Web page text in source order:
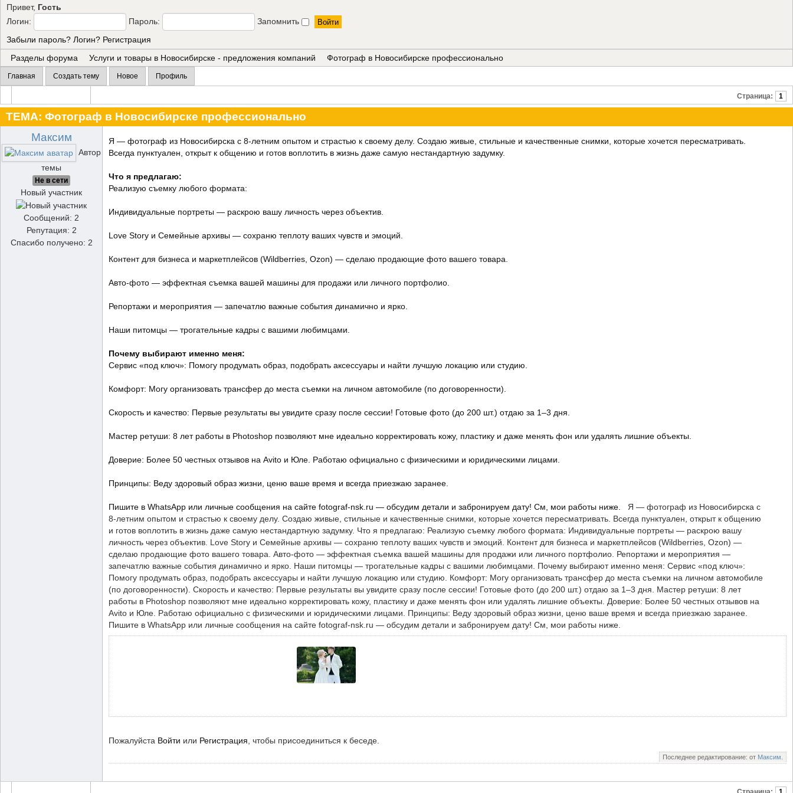
Привет, Гость
Логин:
Пароль:
Запомнить
Забыли пароль? Логин? Регистрация
Разделы форума
Услуги и товары в Новосибирске - предложения компаний Фотограф в Новосибирске профессионально
Главная Создать тему Новое Профиль
Страница: 1
ТЕМА: Фотограф в Новосибирске профессионально
Максим
Автор
темы
Не в сети
Новый участник
Сообщений: 2
Репутация: 2
Спасибо получено: 2
Я — фотограф из Новосибирска с 8-летним опытом и страстью к своему делу. Создаю живые, стильные и качественные снимки, которые хочется пересматривать.
Всегда пунктуален, открыт к общению и готов воплотить в жизнь даже самую нестандартную задумку.
Что я предлагаю:
Реализую съемку любого формата:
Индивидуальные портреты — раскрою вашу личность через объектив.
Love Story и Семейные архивы — сохраню теплоту ваших чувств и эмоций.
Контент для бизнеса и маркетплейсов (Wildberries, Ozon) — сделаю продающие фото вашего товара.
Авто-фото — эффектная съемка вашей машины для продажи или личного портфолио.
Репортажи и мероприятия — запечатлю важные события динамично и ярко.
Наши питомцы — трогательные кадры с вашими любимцами.
Почему выбирают именно меня:
Сервис «под ключ»: Помогу продумать образ, подобрать аксессуары и найти лучшую локацию или студию.
Комфорт: Могу организовать трансфер до места съемки на личном автомобиле (по договоренности).
Скорость и качество: Первые результаты вы увидите сразу после сессии! Готовые фото (до 200 шт.) отдаю за 1–3 дня.
Мастер ретуши: 8 лет работы в Photoshop позволяют мне идеально корректировать кожу, пластику и даже менять фон или удалять лишние объекты.
Доверие: Более 50 честных отзывов на Avito и Юле. Работаю официально с физическими и юридическими лицами.
Принципы: Веду здоровый образ жизни, ценю ваше время и всегда приезжаю заранее.
Пишите в WhatsApp или личные сообщения на сайте fotograf-nsk.ru — обсудим детали и забронируем дату! Cм, мои работы ниже.
Я — фотограф из Новосибирска с
8-летним опытом и страстью к своему делу. Создаю живые, стильные и качественные снимки, которые хочется пересматривать. Всегда пунктуален, открыт к общению
и готов воплотить в жизнь даже самую нестандартную задумку. Что я предлагаю: Реализую съемку любого формата: Индивидуальные портреты — раскрою вашу
личность через объектив. Love Story и Семейные архивы — сохраню теплоту ваших чувств и эмоций. Контент для бизнеса и маркетплейсов (Wildberries, Ozon) —
сделаю продающие фото вашего товара. Авто-фото — эффектная съемка вашей машины для продажи или личного портфолио. Репортажи и мероприятия —
запечатлю важные события динамично и ярко. Наши питомцы — трогательные кадры с вашими любимцами. Почему выбирают именно меня: Сервис «под ключ»:
Помогу продумать образ, подобрать аксессуары и найти лучшую локацию или студию. Комфорт: Могу организовать трансфер до места съемки на личном автомобиле
(по договоренности). Скорость и качество: Первые результаты вы увидите сразу после сессии! Готовые фото (до 200 шт.) отдаю за 1–3 дня. Мастер ретуши: 8 лет
работы в Photoshop позволяют мне идеально корректировать кожу, пластику и даже менять фон или удалять лишние объекты. Доверие: Более 50 честных отзывов на
Avito и Юле. Работаю официально с физическими и юридическими лицами. Принципы: Веду здоровый образ жизни, ценю ваше время и всегда приезжаю заранее.
Пишите в WhatsApp или личные сообщения на сайте fotograf-nsk.ru — обсудим детали и забронируем дату! Cм, мои работы ниже.
Пожалуйста Войти или Регистрация , чтобы присоединиться к беседе.
Последнее редактирование: от Максим